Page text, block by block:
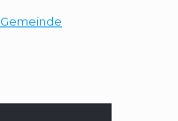
Gemeinde